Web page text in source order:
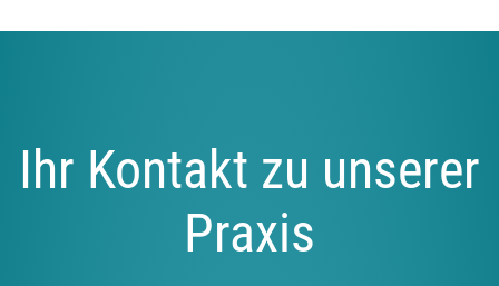
Ihr Kontakt zu unserer
Praxis